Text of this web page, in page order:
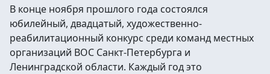
В конце ноября прошлого года состоялся
юбилейный, двадцатый, художественно-
реабилитационный конкурс среди команд местных
организаций ВОС Санкт-Петербурга и
Ленинградской области. Каждый год это